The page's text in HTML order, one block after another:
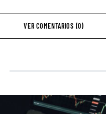
VER COMENTARIOS (0)